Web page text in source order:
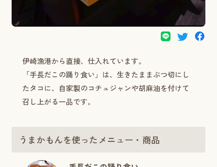
伊崎漁港から直接、仕入れています。
「手長だこの踊り食い」は、生きたままぶつ切にし
たタコに、自家製のコチュジャンや胡麻油を付けて
召し上がる一品です。
うまかもんを使ったメニュー・商品